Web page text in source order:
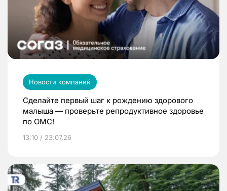
Новости компаний
Сделайте первый шаг к рождению здорового
малыша — проверьте репродуктивное здоровье
по ОМС!
13:10 / 23.07.26